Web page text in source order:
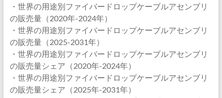
・世界の用途別ファイバードロップケーブルアセンブリ
の販売量（2020年-2024年）
・世界の用途別ファイバードロップケーブルアセンブリ
の販売量（2025-2031年）
・世界の用途別ファイバードロップケーブルアセンブリ
の販売量シェア（2020年-2024年）
・世界の用途別ファイバードロップケーブルアセンブリ
の販売量シェア（2025年-2031年）